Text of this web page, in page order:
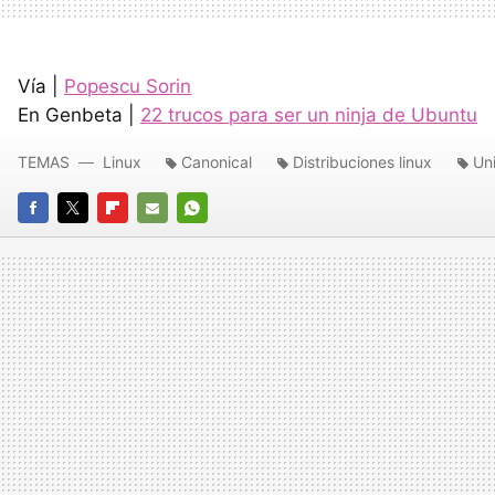
Vía | Popescu Sorin
En Genbeta | 22 trucos para ser un ninja de Ubuntu
FACEBOOK
TWITTERFLIPBOARD
E-
MAIL
WHATSAPP
TEMAS Linux Canonical Distribuciones linux